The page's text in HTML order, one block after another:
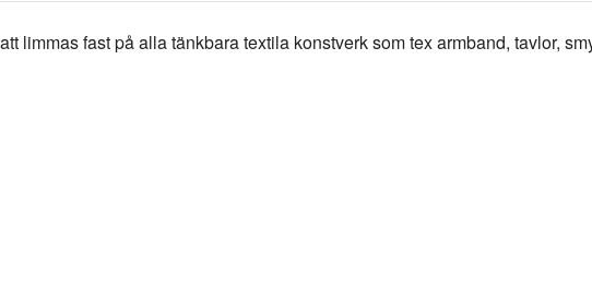
limmas fast på alla tänkbara textila konstverk som tex armband, tavlor,